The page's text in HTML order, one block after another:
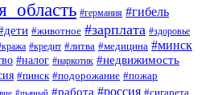
#германия #гибель
#животное #зарплата #здоровье
#кредит #литва #медицина #минск
#налог #наркотик #недвижимость
#пинск #подорожание #пожар
#пьяный #работа #россия #сигарета